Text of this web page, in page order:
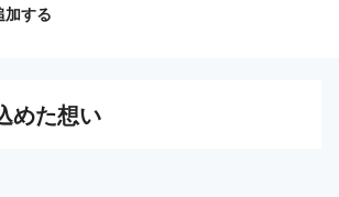
加する
めた想い